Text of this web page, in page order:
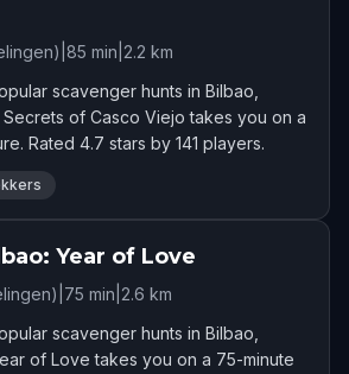
85 min 2.2 km
scavenger hunts in Bilbao,
of Casco Viejo takes you on a
Rated 4.7 stars by 141 players.
Year of Love
75 min 2.6 km
scavenger hunts in Bilbao,
of Love takes you on a 75-minute